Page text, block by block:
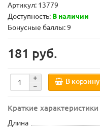
Артикул: 13779
Доступность: В наличии
Бонусные баллы: 9
181 руб.
В корзину
Краткие характеристики
Длина